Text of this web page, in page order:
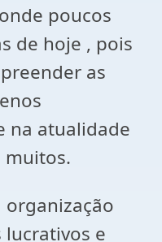
poucos
de hoje , pois
as
na atualidade
muitos.
e